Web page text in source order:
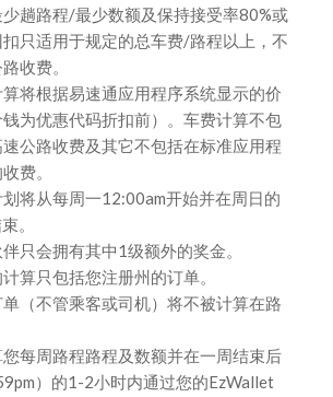
少趟路程/最少数额及保持接受率80%或
扣只适用于规定的总车费/路程以上，不
收费。
将根据易速通应用程序系统显示的价
为优惠代码折扣前）。车费计算不包
公路收费及其它不包括在标准应用程
费。
将从每周一12:00am开始并在周日的
。
只会拥有其中1级额外的奖金。
算只包括您注册州的订单。
（不管乘客或司机）将不被计算在路
每周路程路程及数额并在一周结束后
）的1-2小时内通过您的EzWallet